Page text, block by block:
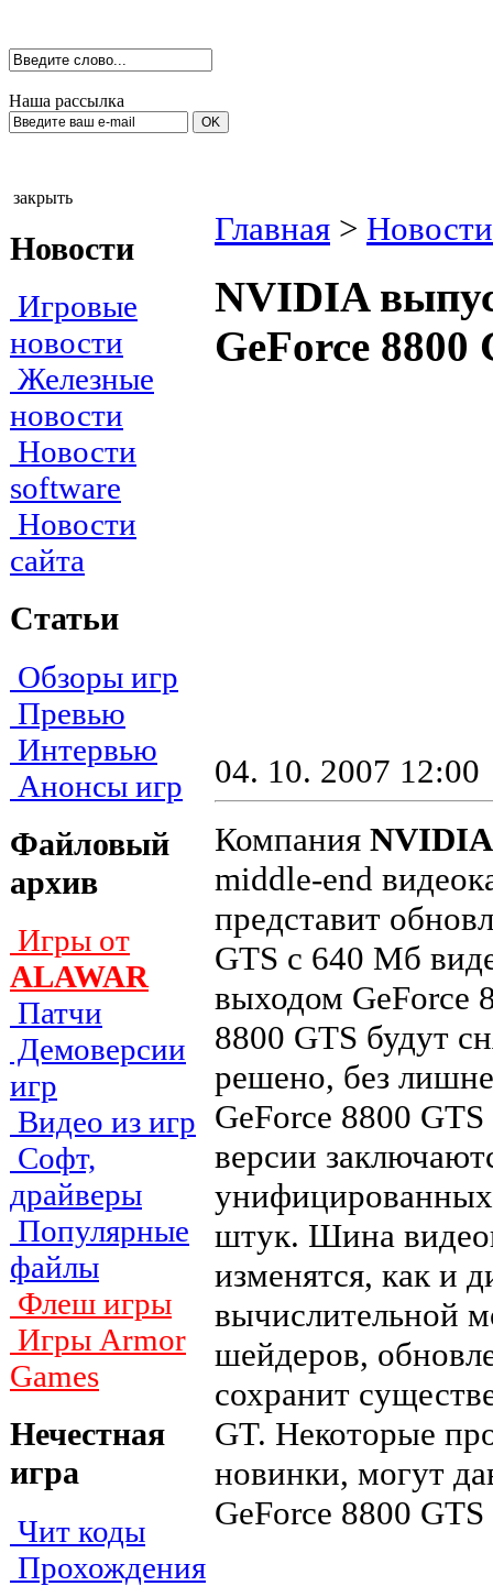
Наша рассылка
закрыть
Новости
Игровые
новости
Железные
новости
Новости
software
Новости
сайта
Статьи
Обзоры игр
Превью
Интервью
Анонсы игр
Файловый
архив
Игры от
ALAWAR
Патчи
Демоверсии
игр
Видео из игр
Софт,
драйверы
Популярные
файлы
Флеш игры
Игры Armor
Games
Нечестная
игра
Чит коды
Прохождения
Главная >
NVIDIA
GeForce 8800
04. 10. 2007 12:00
Компания NVIDIA
middle-end
представит
GTS с 640 Мб
выходом GeForce
8800 GTS будут
решено, без
GeForce 8800
версии
штук. Шина
изменятся, как и
вычислительной
шейдеров,
сохранит
GT. Некоторые
новинки, могут
GeForce 8800